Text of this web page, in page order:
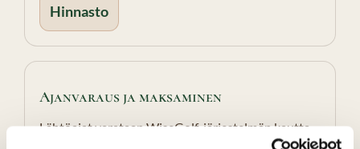
Hinnasto
Ajanvaraus ja maksaminen
Lähtöajat varataan WiseGolf-järjestelmän kautta.